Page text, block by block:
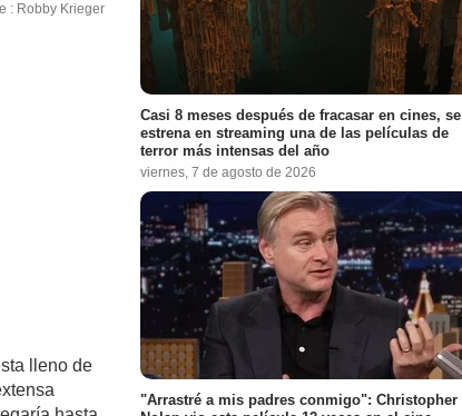
: Robby Krieger
lleno de
Casi 8 meses después de fracasar en cines, se
estrena en streaming una de las películas de
terror más intensas del año
viernes, 7 de agosto de 2026
"Arrastré a mis padres conmigo": Christopher